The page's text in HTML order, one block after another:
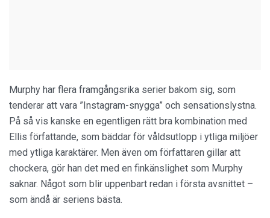
Murphy har flera framgångsrika serier bakom sig, som
tenderar att vara ”Instagram-snygga” och sensationslystna.
På så vis kanske en egentligen rätt bra kombination med
Ellis författande, som bäddar för våldsutlopp i ytliga miljöer
med ytliga karaktärer. Men även om författaren gillar att
chockera, gör han det med en finkänslighet som Murphy
saknar. Något som blir uppenbart redan i första avsnittet –
som ändå är seriens bästa.